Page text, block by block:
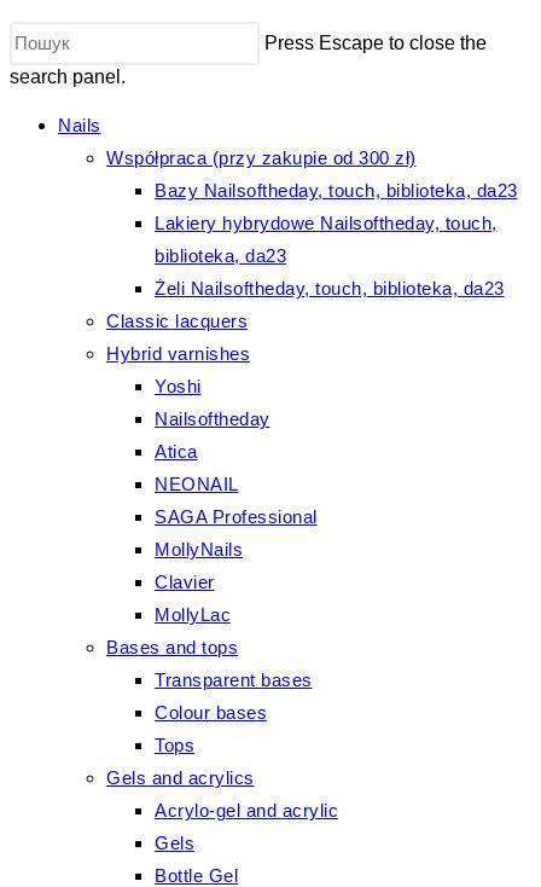
Press Escape to close the
search panel.
Nails
Współpraca (przy zakupie od 300 zł)
Bazy Nailsoftheday, touch, biblioteka, da23
Lakiery hybrydowe Nailsoftheday, touch,
biblioteka, da23
Żeli Nailsoftheday, touch, biblioteka, da23
Classic lacquers
Hybrid varnishes
Yoshi
Nailsoftheday
Atica
NEONAIL
SAGA Professional
MollyNails
Clavier
MollyLac
Bases and tops
Transparent bases
Colour bases
Tops
Gels and acrylics
Acrylo-gel and acrylic
Gels
Bottle Gel